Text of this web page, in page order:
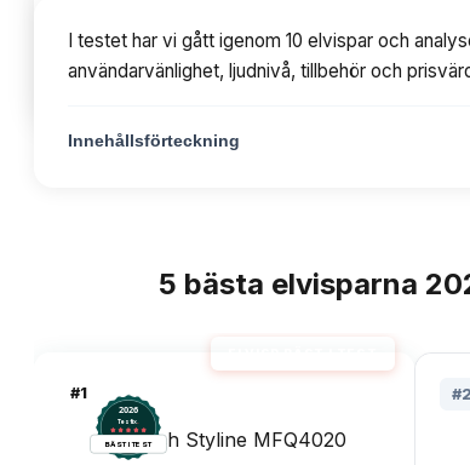
Innehållsförteckning
I testet har vi gått igenom 10 elvispar och
användarvänlighet, ljudnivå, tillbehör och
Innehållsförteckning
5 bästa elvisparna
#1
2026
Testix.
BÄST I TEST
#2